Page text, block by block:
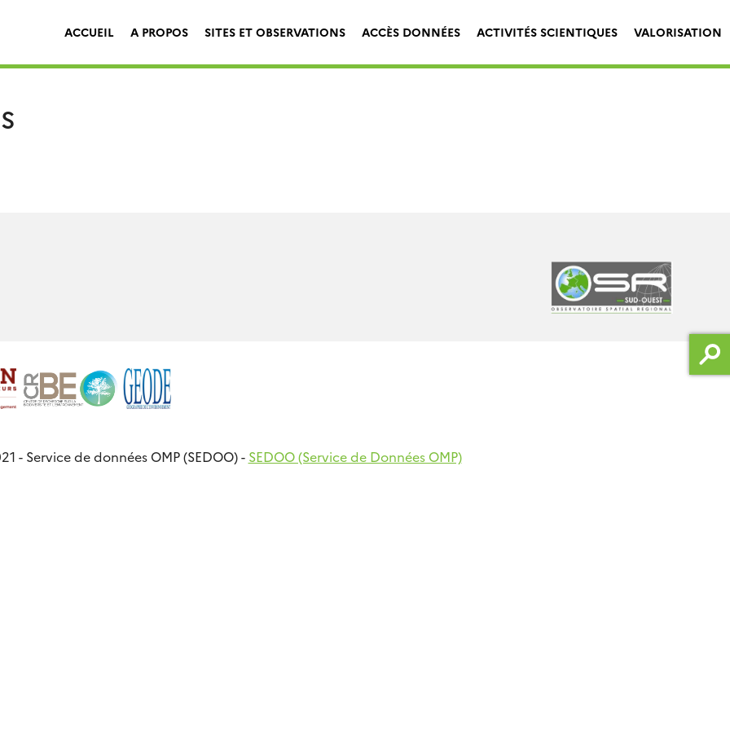
ACCUEIL A PROPOS SITES ET OBSERVATIONS ACCÈS DONNÉES ACTIVITÉS SCIENTIQUES VALORISATION
- Service de données OMP (SEDOO) - SEDOO (Service de Données OMP)